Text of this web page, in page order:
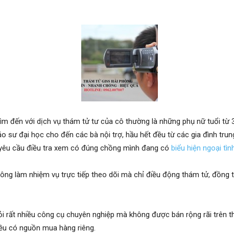
đến với dịch vụ thám tử tư của cô thường là những phụ nữ tuổi từ
sư đại học cho đến các bà nội trợ, hầu hết đều từ các gia đình
cầu điều tra xem có đúng chồng mình đang có biểu hiện ngoại
làm nhiệm vụ trực tiếp theo dõi mà chỉ điều động thám tử, đồng
rất nhiều công cụ chuyên nghiệp mà không được bán rộng rãi trên
có nguồn mua hàng riêng.